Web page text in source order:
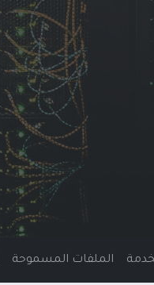
الملفات المسموحة